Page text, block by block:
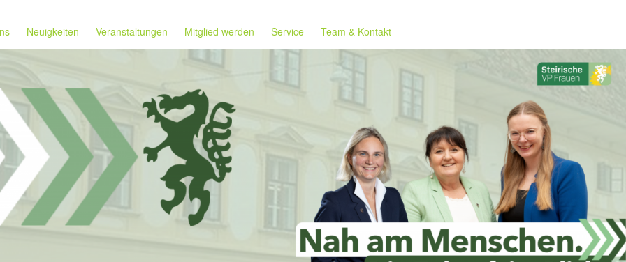
Neuigkeiten Veranstaltungen Mitglied werden Service Team & Kontakt